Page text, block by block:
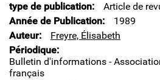
du
CD-
ROM
de
Bibliothèque
type de publication
Article de
Année de Publication
1989
Auteur
Freyre, Élisabeth
Périodique
Bulletin d'informations -
français